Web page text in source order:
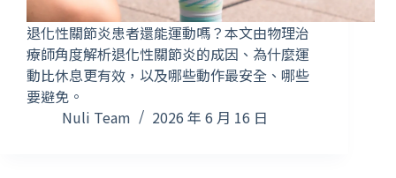
退化性關節炎患者還能運動嗎？本文由物理治
療師角度解析退化性關節炎的成因、為什麼運
動比休息更有效，以及哪些動作最安全、哪些
要避免。
Nuli Team
2026 年 6 月 16 日